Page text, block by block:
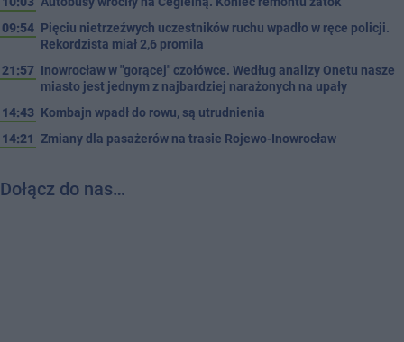
09:54 Pięciu nietrzeźwych uczestników ruchu wpadło w ręce policji.
Rekordzista miał 2,6 promila
21:57 Inowrocław w "gorącej" czołówce. Według analizy Onetu nasze
miasto jest jednym z najbardziej narażonych na upały
14:43 Kombajn wpadł do rowu, są utrudnienia
14:21 Zmiany dla pasażerów na trasie Rojewo-Inowrocław
Dołącz do nas…